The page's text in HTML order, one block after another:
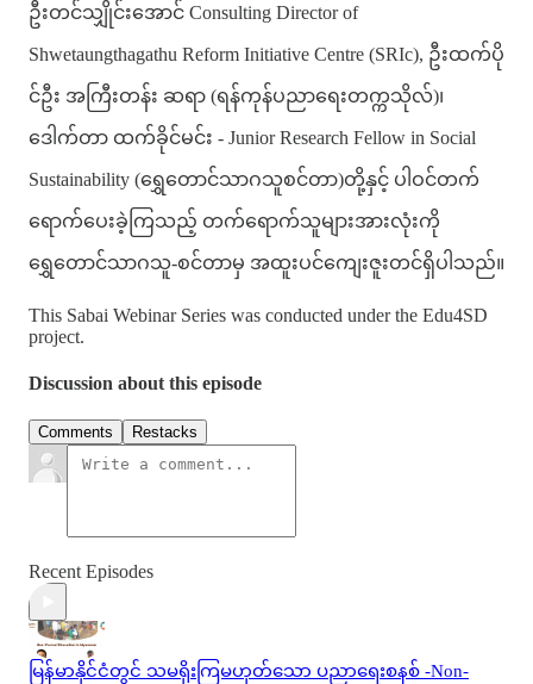
ဦးတင်သျှိုင်းအောင် Consulting Director of
Shwetaungthagathu Reform Initiative Centre (SRIc), ဦးထက်ပို
င်ဦး အကြီးတန်း ဆရာ (ရန်ကုန်ပညာရေးတက္ကသိုလ်)၊
ဒေါက်တာ ထက်ခိုင်မင်း - Junior Research Fellow in Social
Sustainability (ရွှေတောင်သာဂသူစင်တာ)တို့နှင့် ပါဝင်တက်
ရောက်ပေးခဲ့ကြသည့် တက်ရောက်သူများအားလုံးကို
ရွှေတောင်သာဂသူ-စင်တာမှ အထူးပင်ကျေးဇူးတင်ရှိပါသည်။
This Sabai Webinar Series was conducted under the Edu4SD
project.
Discussion about this episode
Comments Restacks
Recent Episodes
မြန်မာနိုင်ငံတွင် သမရိုးကြမဟုတ်သော ပညာရေးစနစ် -Non-